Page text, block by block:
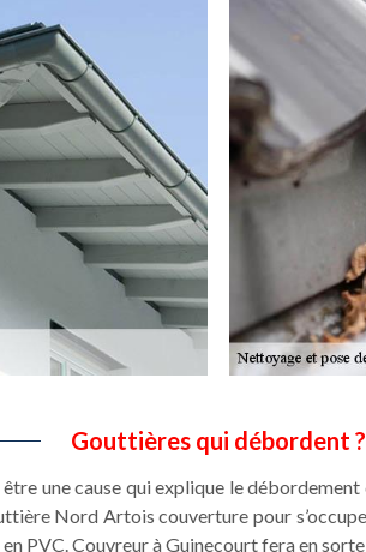
Gouttières qui débordent ?
une cause qui explique le
Nord Artois couverture pour
PVC. Couvreur à Guinecourt fera en